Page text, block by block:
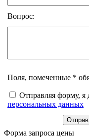
Вопрос:
Поля, помеченные *
Отправляя форму, я
персональных данных
Форма запроса цены